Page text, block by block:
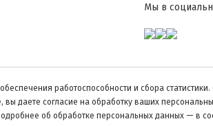
Мы в
работоспособности и сбора
вы даете согласие на обработку ваших
об обработке персональных данных — в